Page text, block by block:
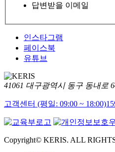
답변받을 이메일
인스타그램
페이스북
유튜브
41061 대구광역시 동구 동내로
고객센터 (평일: 09:00 ~ 18:00)
Copyright© KERIS. ALL